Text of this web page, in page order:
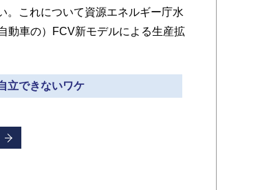
。これについて資源エネルギー庁水
動車の）FCV新モデルによる生産拡
立できないワケ